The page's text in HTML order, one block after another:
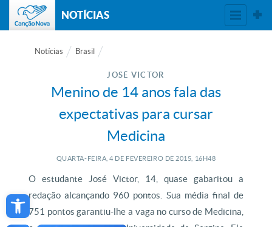
Open toolbar
NOTÍCIAS
Notícias Brasil
JOSÉ VICTOR
Menino de 14 anos fala das
expectativas para cursar
Medicina
QUARTA-FEIRA, 4 DE FEVEREIRO DE 2015, 16H48
O estudante José Victor, 14, quase gabaritou a
redação alcançando 960 pontos. Sua média final de
751 pontos garantiu-lhe a vaga no curso de Medicina,